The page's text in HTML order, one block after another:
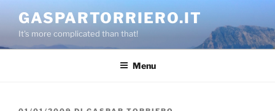
contenuto
GASPARTORRIERO.IT
It's more complicated than that!
Menu